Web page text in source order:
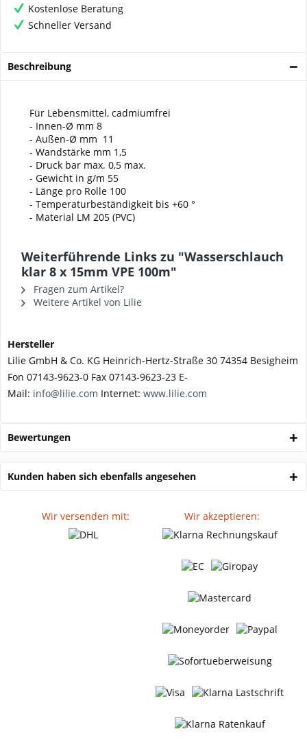
Kostenlose Beratung
Schneller Versand
Beschreibung
Für Lebensmittel, cadmiumfrei
- Innen-Ø mm 8
- Außen-Ø mm 11
- Wandstärke mm 1,5
- Druck bar max. 0,5 max.
- Gewicht in g/m 55
- Länge pro Rolle 100
- Temperaturbeständigkeit bis +60 °
- Material LM 205 (PVC)
Weiterführende Links zu "Wasserschlauch
klar 8 x 15mm VPE 100m"
Fragen zum Artikel?
Weitere Artikel von Lilie
Hersteller
Lilie GmbH & Co. KG Heinrich-Hertz-Straße 30 74354 Besigheim
Fon 07143-9623-0 Fax 07143-9623-23 E-
Mail: info@lilie.com Internet: www.lilie.com
Bewertungen
Kunden haben sich ebenfalls angesehen
Wir versenden mit: Wir akzeptieren: